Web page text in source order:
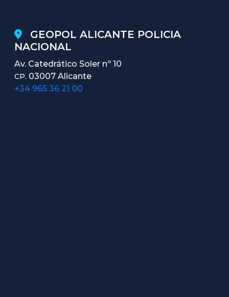
GEOPOL ALICANTE POLICIA
NACIONAL
Av. Catedrático Soler nº 10
CP. 03007 Alicante
+34 965 36 21 00